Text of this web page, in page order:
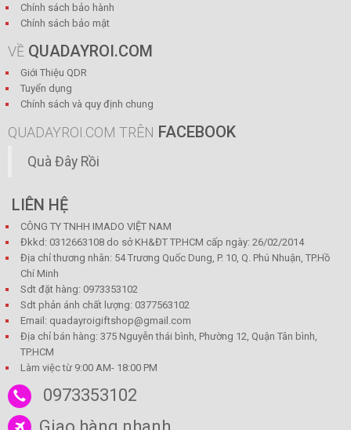
Chính sách bảo hành
Chính sách bảo mật
VỀ QUADAYROI.COM
Giới Thiệu QDR
Tuyển dụng
Chính sách và quy định chung
QUADAYROI.COM TRÊN FACEBOOK
Quà Đây Rồi
LIÊN HỆ
CÔNG TY TNHH IMADO VIỆT NAM
Đkkd: 0312663108 do sở KH&ĐT TP.HCM cấp ngày: 26/02/2014
Địa chỉ thương nhân: 54 Trương Quốc Dung, P. 10, Q. Phú Nhuận, TP.Hồ
Chí Minh
Sdt đặt hàng: 0973353102
Sdt phản ánh chất lượng: 0377563102
Email: quadayroigiftshop@gmail.com
Địa chỉ bán hàng: 375 Nguyễn thái bình, Phường 12, Quận Tân bình,
TP.HCM
Làm việc từ 9:00 AM- 18:00 PM
0973353102